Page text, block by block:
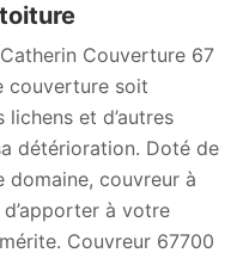
Couverture 67
couverture soit
et d’autres
détérioration. Doté de
domaine, couvreur à
à votre
Couvreur 67700